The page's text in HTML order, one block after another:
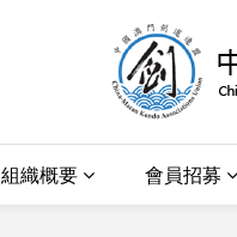
組織概要 會員招募